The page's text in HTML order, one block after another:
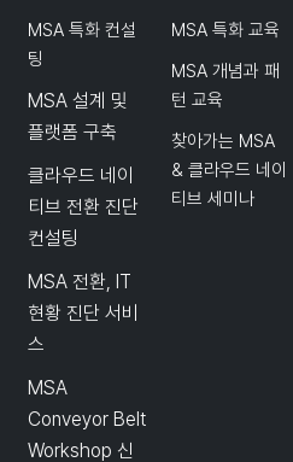
MSA 특화 컨설
팅
MSA 설계 및
플랫폼 구축
클라우드 네이
티브 전환 진단
컨설팅
MSA 전환, IT
현황 진단 서비
스
MSA
Conveyor Belt
Workshop 신
MSA 특화 교육
MSA 개념과 패
턴 교육
찾아가는 MSA
& 클라우드 네이
티브 세미나